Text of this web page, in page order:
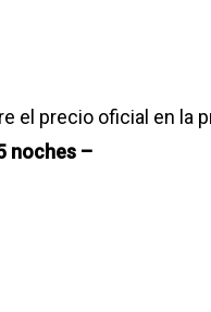
el precio oficial en la
noches –